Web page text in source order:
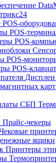
POS-
POS-
POS-
POS-
POS-
Дисплеи
Прайс-чекеры
ящики
Принтеры